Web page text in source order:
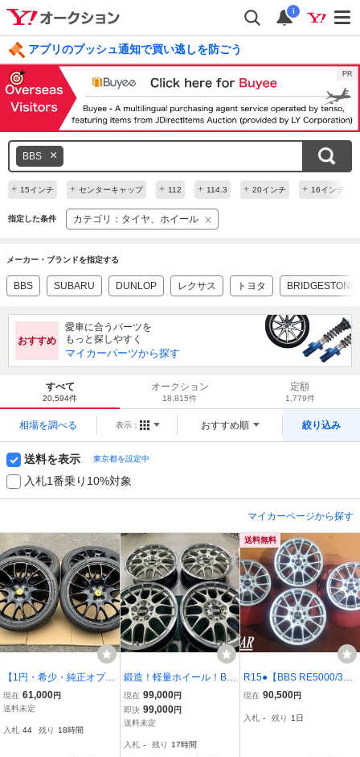
i
アプリのプッシュ通知で買い逃しを防ごう
毎日引けるくじ 今すぐ挑戦 ログイン
BBS
ー
ワ
す
+ 15インチ + センターキャップ + 112 + 114.3 + 20インチ + 16インチ
指定した条件 カテゴリ：タイヤ、ホイール
メーカー・ブランドを指定する
BBS SUBARU DUNLOP レクサス トヨタ BRIDGESTONE
おすすめ
愛車に合うパーツを
もっと探しやすく
マイカーパーツから探す
すべて
20,594件
オークション
18,815件
定額
1,779件
相場を調べる 表示： おすすめ順 絞り込み
送料を表示 東京都を設定中
入札1番乗り10%対象
マイカーページから探す
【1円・希少・純正オプシ
ョン】Ferrari チャレンジ
ホイール 20インチ 458 4
フォルニア FF 4本セット
現在 61,000円
送料未定
入札 44 残り 18時間
鍛造！軽量ホイール！BB
S RG-R RG715 17インチ
7.5J +45 PCD114.3-5H
シャンパンゴールド！ヴ
プリウスα シビック
現在 99,000円
即決 99,000円
送料未定
入札 - 残り 17時間
送料無料
R15●【BBS RE5000/30.
50プリウス/カローラ等】
J ★4本(H-10483A)送料無
現在 90,500円
入札 - 残り 1日